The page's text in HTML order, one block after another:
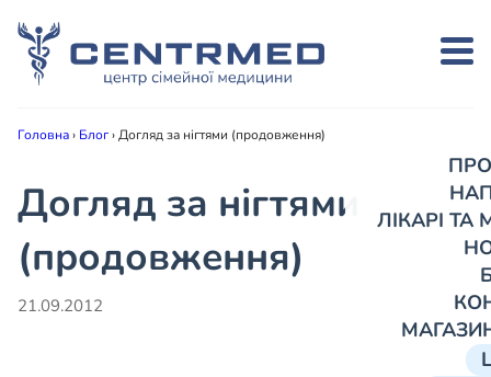
ЛІКАРІ
Головна› Блог›Догляд за нігтями (продовження)
Догляд за нігтями
(продовження)
21.09.2012